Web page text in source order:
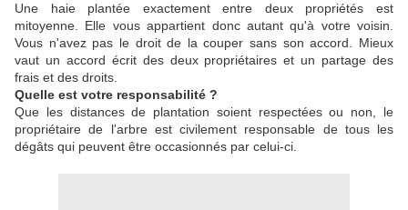
Une haie plantée exactement entre deux propriétés est
mitoyenne. Elle vous appartient donc autant qu'à votre voisin.
Vous n'avez pas le droit de la couper sans son accord. Mieux
vaut un accord écrit des deux propriétaires et un partage des
frais et des droits.
Quelle est votre responsabilité ?
Que les distances de plantation soient respectées ou non, le
propriétaire de l'arbre est civilement responsable de tous les
dégâts qui peuvent être occasionnés par celui-ci.